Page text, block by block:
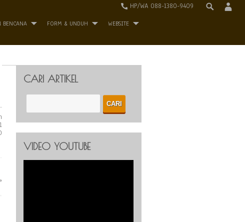
HP/WA 088-1380-9409
BENCANA FORM & UNDUH WEBSITE
CARI ARTIKEL
VIDEO YOUTUBE